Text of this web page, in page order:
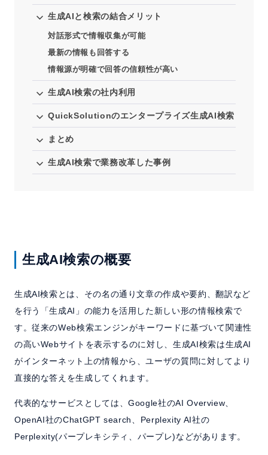
生成AIと検索の結合メリット
対話形式で情報収集が可能
最新の情報も回答する
情報源が明確で回答の信頼性が高い
生成AI検索の社内利用
QuickSolutionのエンタープライズ生成AI検索
まとめ
生成AI検索で業務改革した事例
生成AI検索の概要
生成AI検索とは、その名の通り文章の作成や要約、翻訳など
を行う「生成AI」の能力を活用した新しい形の情報検索で
す。従来のWeb検索エンジンがキーワードに基づいて関連性
の高いWebサイトを表示するのに対し、生成AI検索は生成AI
がインターネット上の情報から、ユーザの質問に対してより
直接的な答えを生成してくれます。
代表的なサービスとしては、Google社のAI Overview、
OpenAI社のChatGPT search、Perplexity AI社の
Perplexity(パープレキシティ、パープレ)などがあります。